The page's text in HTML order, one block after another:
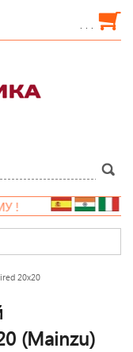
. . .
!
20x20
(Mainzu)